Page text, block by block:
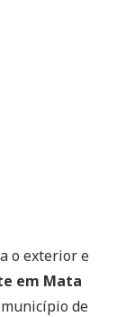
o exterior e
em Mata
de